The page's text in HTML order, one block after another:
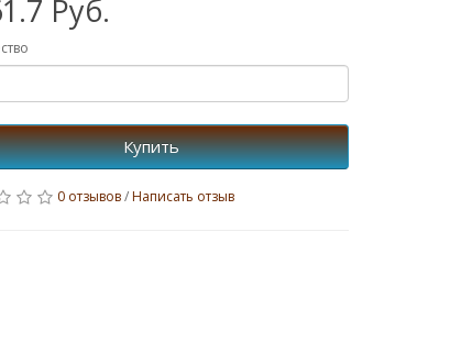
Руб.
Купить
0 отзывов/Написать отзыв